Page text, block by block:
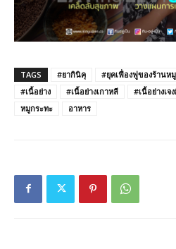
TAGS #ยากินิคุ #ยุคเฟื่องฟูของร้านห
#เนื้อย่าง
#เนื้อย่างเกาหลี #เนื้อย่างเจ
หมูกระทะ
อาหาร